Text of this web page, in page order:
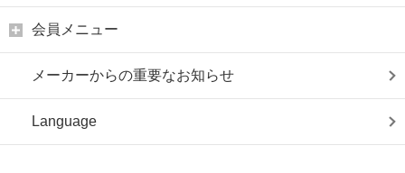
会員メニュー
メーカーからの重要なお知らせ
Language